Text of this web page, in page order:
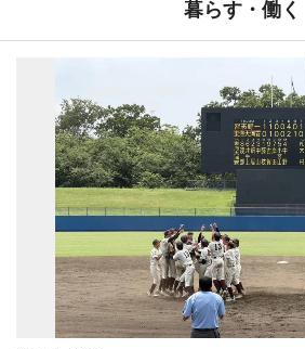
暮らす・働く